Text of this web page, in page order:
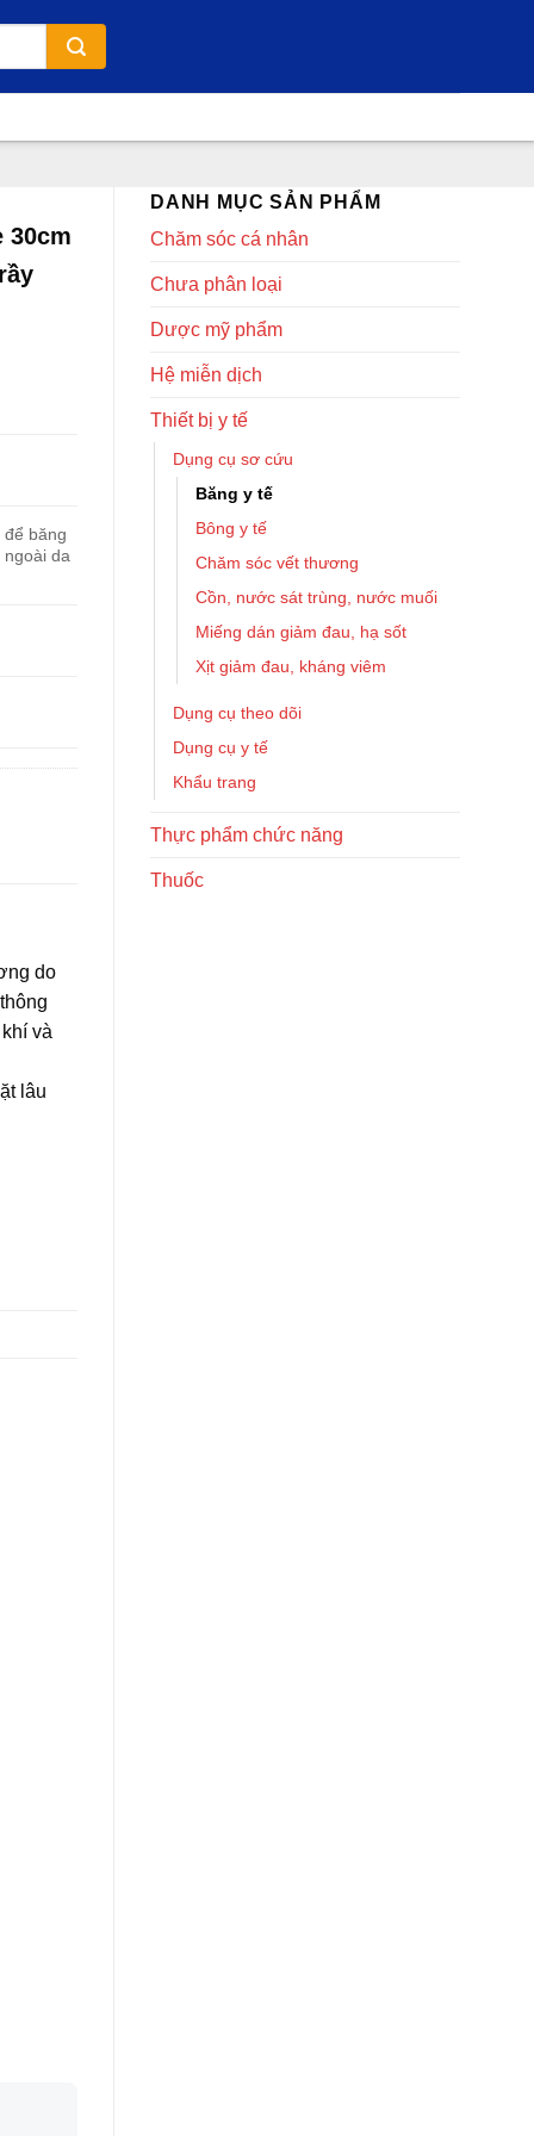
DANH MỤC SẢN PHẨM
Chăm sóc cá nhân
Chưa phân loại
Dược mỹ phẩm
Hệ miễn dịch
Thiết bị y tế
Dụng cụ sơ cứu
Băng y tế
Bông y tế
Chăm sóc vết thương
Cồn, nước sát trùng, nước muối
Miếng dán giảm đau, hạ sốt
Xịt giảm đau, kháng viêm
Dụng cụ theo dõi
Dụng cụ y tế
Khẩu trang
Thực phẩm chức năng
Thuốc
30cm
để băng
da
do
và
lâu